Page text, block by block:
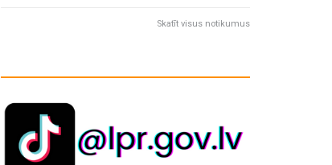
Skatīt visus notikumus